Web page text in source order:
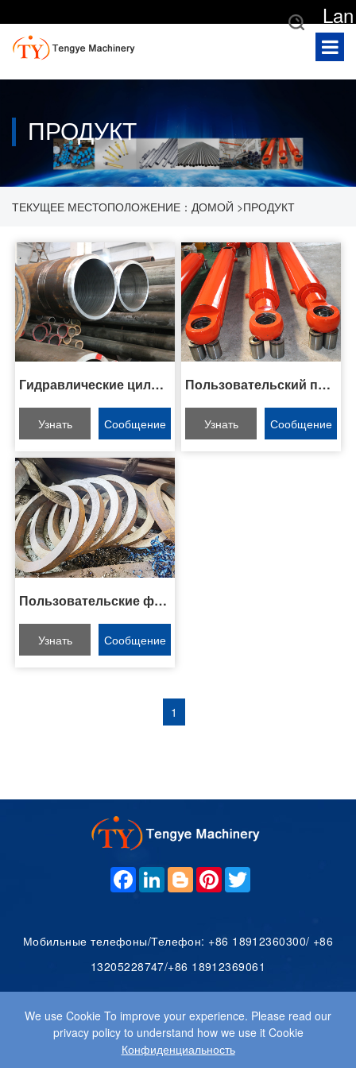
We use Cookie To improve your experience. Please read our
privacy policy to understand how we use it Cookie
Конфиденциальность
ПРОДУКТ
ТЕКУЩЕЕ МЕСТОПОЛОЖЕНИЕ： ДОМОЙ >ПРОДУКТ
>ПОДГОНЯННЫЙ ЦИЛИНДР
Гидравлические цилиндры на заказ
Узнать
больше
Сообщение
онлайн
Пользовательский промышленный цилиндр
Узнать
больше
Сообщение
онлайн
Пользовательские фланцы из нержавеющей стали
Узнать
больше
Сообщение
онлайн
1
F
A
C
O
O
K
L
I
N
D
I
N
B
L
O
E
R
P
I
N
R
E
S
T
T
W
I
E
R
Мобильные телефоны/Телефон: +86 18912360300/ +86
13205228747/+86 18912369061
Адрес: Берег моста Шэньли, Улица Шэньли, Деревня Иньчэнь,
Посёлок Яншань, Район Хуэйшань, Город Уси
Lan
gua
ge